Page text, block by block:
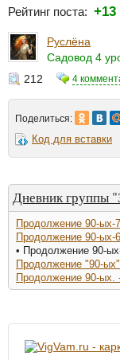
Рейтинг поста: +13
Руслёна
Садовод 4
212 4
Поделиться:
Код для вставки
Дневник группы
Продолжение 90-ых-7
Продолжение 90-ых-6
• Продолжение 90-
Продолжение "90-
Продолжение 90-ых.